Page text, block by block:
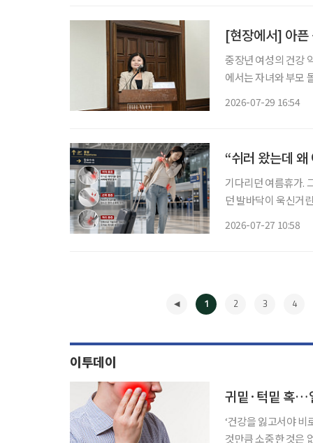
[현장에서] 아픈
중장년 여성의 건강
에서는 자녀와 부모
2026-07-29 16:54
“쉬러 왔는데 왜
기다리던 여름휴가.
던 발바닥이 욱신거
2026-07-27 10:58
1 2 3 4
이투데이
귀밑·턱밑 혹…
‘건강을 잃고서야
것만큼 소중한 것은